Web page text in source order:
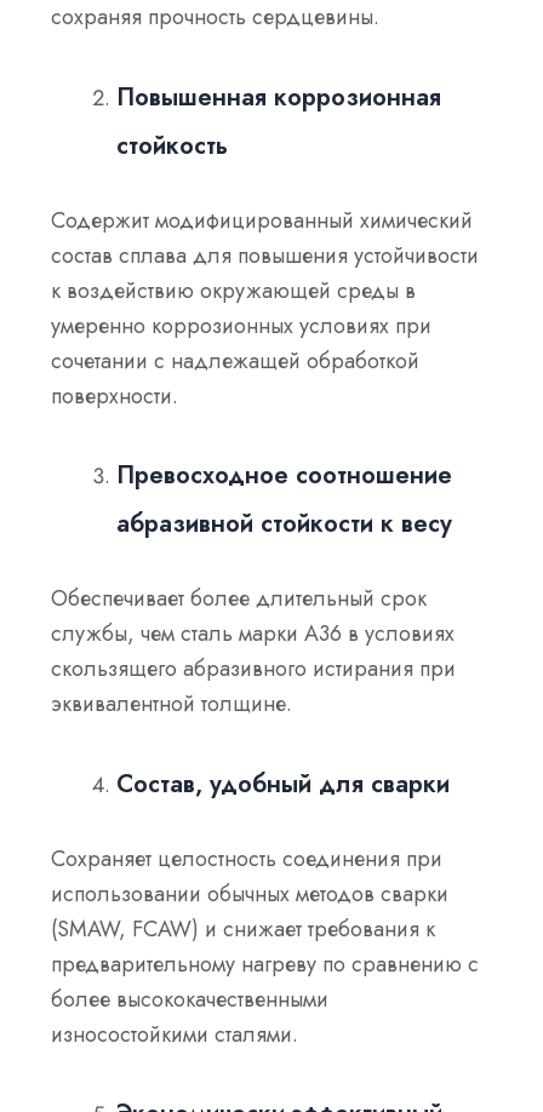
сохраняя прочность сердцевины.
Повышенная коррозионная
стойкость
Содержит модифицированный химический
состав сплава для повышения устойчивости
к воздействию окружающей среды в
умеренно коррозионных условиях при
сочетании с надлежащей обработкой
поверхности.
Превосходное соотношение
абразивной стойкости к весу
Обеспечивает более длительный срок
службы, чем сталь марки А36 в условиях
скользящего абразивного истирания при
эквивалентной толщине.
Состав, удобный для сварки
Сохраняет целостность соединения при
использовании обычных методов сварки
(SMAW, FCAW) и снижает требования к
предварительному нагреву по сравнению с
более высококачественными
износостойкими сталями.